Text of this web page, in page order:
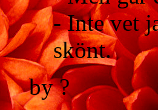
- Inte vet
skönt.
by ?